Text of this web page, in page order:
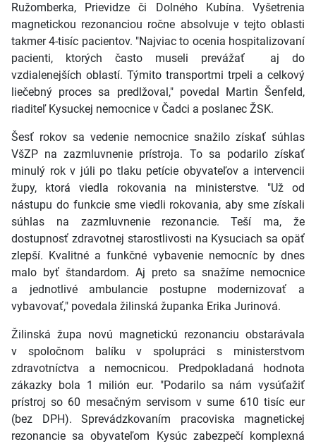
Ružomberka, Prievidze či Dolného Kubína. Vyšetrenia
magnetickou rezonanciou ročne absolvuje v tejto oblasti
takmer 4-tisíc pacientov. "Najviac to ocenia hospitalizovaní
pacienti, ktorých často museli prevážať aj do
vzdialenejších oblastí. Týmito transportmi trpeli a celkový
liečebný proces sa predlžoval," povedal Martin Šenfeld,
riaditeľ Kysuckej nemocnice v Čadci a poslanec ŽSK.
Šesť rokov sa vedenie nemocnice snažilo získať súhlas
VšZP na zazmluvnenie prístroja. To sa podarilo získať
minulý rok v júli po tlaku petície obyvateľov a intervencii
župy, ktorá viedla rokovania na ministerstve. "Už od
nástupu do funkcie sme viedli rokovania, aby sme získali
súhlas na zazmluvnenie rezonancie. Teší ma, že
dostupnosť zdravotnej starostlivosti na Kysuciach sa opäť
zlepší. Kvalitné a funkčné vybavenie nemocníc by dnes
malo byť štandardom. Aj preto sa snažíme nemocnice
a jednotlivé ambulancie postupne modernizovať a
vybavovať," povedala žilinská županka Erika Jurinová.
Žilinská župa novú magnetickú rezonanciu obstarávala
v spoločnom balíku v spolupráci s ministerstvom
zdravotníctva a nemocnicou. Predpokladaná hodnota
zákazky bola 1 milión eur. "Podarilo sa nám vysúťažiť
prístroj so 60 mesačným servisom v sume 610 tisíc eur
(bez DPH). Sprevádzkovaním pracoviska magnetickej
rezonancie sa obyvateľom Kysúc zabezpečí komplexná